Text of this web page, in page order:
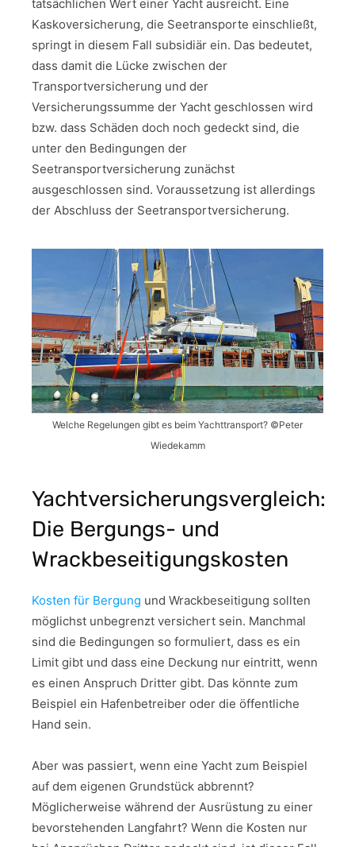
tatsächlichen Wert einer Yacht ausreicht. Eine
Kaskoversicherung, die Seetransporte einschließt,
springt in diesem Fall subsidiär ein. Das bedeutet,
dass damit die Lücke zwischen der
Transportversicherung und der
Versicherungssumme der Yacht geschlossen wird
bzw. dass Schäden doch noch gedeckt sind, die
unter den Bedingungen der
Seetransportversicherung zunächst
ausgeschlossen sind. Voraussetzung ist allerdings
der Abschluss der Seetransportversicherung.
Welche Regelungen gibt es beim Yachttransport? ©Peter
Wiedekamm
Yachtversicherungsvergleich:
Die Bergungs- und
Wrackbeseitigungskosten
Kosten für Bergung und Wrackbeseitigung sollten
möglichst unbegrenzt versichert sein. Manchmal
sind die Bedingungen so formuliert, dass es ein
Limit gibt und dass eine Deckung nur eintritt, wenn
es einen Anspruch Dritter gibt. Das könnte zum
Beispiel ein Hafenbetreiber oder die öffentliche
Hand sein.
Aber was passiert, wenn eine Yacht zum Beispiel
auf dem eigenen Grundstück abbrennt?
Möglicherweise während der Ausrüstung zu einer
bevorstehenden Langfahrt? Wenn die Kosten nur